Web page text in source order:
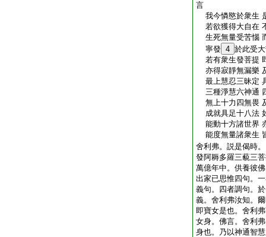
言
我今憐愍於衆生
若欲獲得大自在
生死無量受苦惱
寧發 4 於此受
若有衆生發菩提
亦得寂靜無漏樂
最上慧忍三昧定
三種淨慧六神通
無上十力四無畏
成就具足十八法
能動十方諸世界
能度無量諸衆生
舍利弗。説是偈時
發阿耨多羅三藐三
萬億年中。供養彼
出家已思惟四句。
義句。四者調句。
義。舍利弗汝知。
即寶女是也。舍利
女身。佛言。舍利
身也。乃以神通智